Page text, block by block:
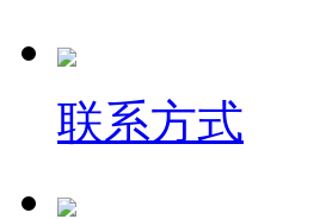
联系方式